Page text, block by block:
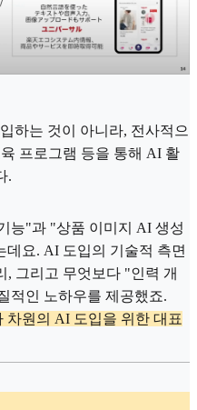
하는 것이 아니라, 전사적으
프로그램 등을 통해 AI 활
.
능"과 "상품 이미지 AI 생성
요. AI 도입의 기술적 측면
, 그리고 무엇보다 "인력 개
적인 노하우를 제공했죠.
차원의 AI 도입을 위한 대표